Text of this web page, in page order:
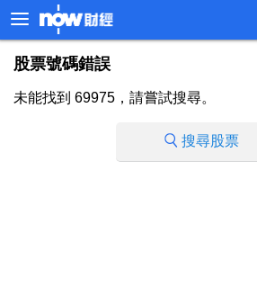
股票號碼錯誤
未能找到 69975，請嘗試搜尋。
搜尋股票